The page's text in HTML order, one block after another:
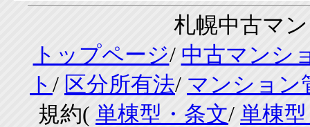
札幌中古マ
トップページ/ 中古マンシ
ト / 区分所有法/ マンション
規約( 単棟型・条文/ 単棟